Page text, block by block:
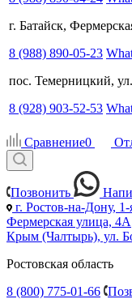
г. Батайск,
8 (988) 890-05-23
пос. Темерницкий,
8 (928) 903-52-53
Сравнение0
Позвонить
г. Ростов-на-Дону,
Фермерская улица, 4А
Крым (Чалтырь), ул.
Ростовская область
8 (800) 775-01-66